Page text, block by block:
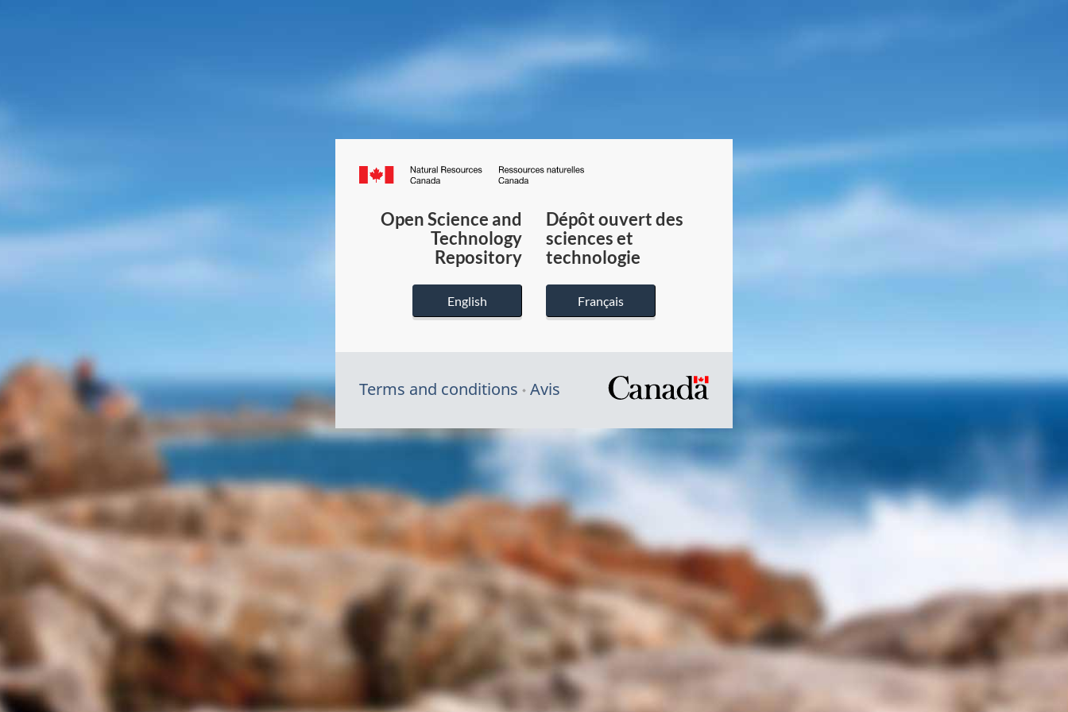
Canada.ca
du
Canada
Open Science and
Technology
Repository
English
Dépôt ouvert des
sciences et
technologie
Français
Terms and conditions Avis
/
gouvernement